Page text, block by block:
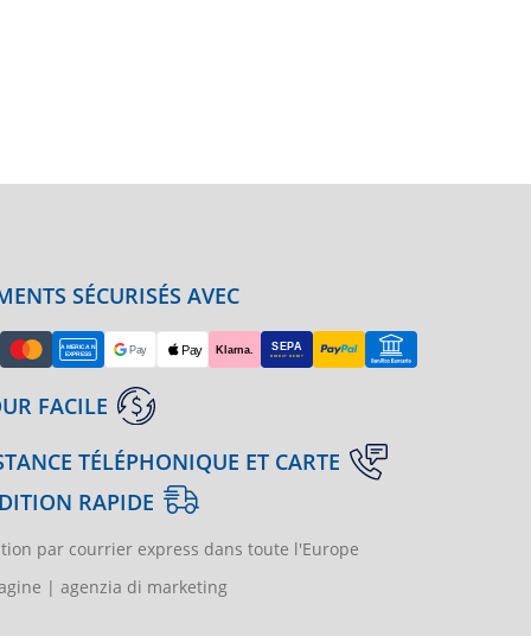
SÉCURISÉS AVEC
FACILE
TÉLÉPHONIQUE ET CARTE
RAPIDE
par courrier express dans toute l'Europe
| agenzia di marketing